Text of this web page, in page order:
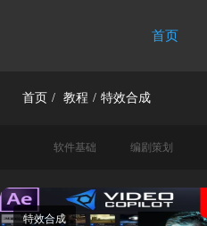
首页
首页 / 教程 / 特效合成
软件基础 编剧策划
特效合成